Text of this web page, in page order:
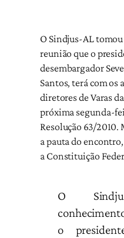
O Sindjus-AL
reunião que o
desembargador
Santos, terá com os
diretores de Varas
próxima segunda-
Resolução 63/2010.
a pauta do
a Constituição
O
o